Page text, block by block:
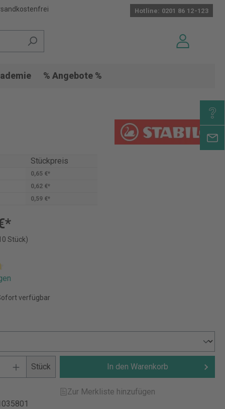
Hotline: 0201 86 12-123
% Angebote %
Stückpreis
0,65 €*
0,62 €*
0,59 €*
Stück)
verfügbar
Stück In den Warenkorb
Zur Merkliste hinzufügen